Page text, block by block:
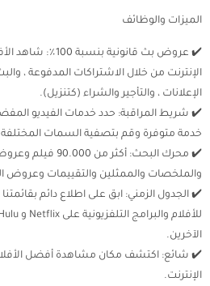
الميزات والوظائف
✔️ عروض بث قانونية
الإنترنت من خلال الاشتراكات المدفوعة ،
الإعلانات ، والتأجير والشراء (كتنزيل).
خدمة متوفرة وقم بتصفية السمات المختلفة
✔️ محرك البحث: أكثر
والملخصات والممثلين والتقييمات
✔️ الجدول الزمني: ابق على اطلاع دائم بقائمتنا
الآخرين.
✔️ شائع: اكتشف مكان مشاهدة أفضل الأفلام
الإنترنت.